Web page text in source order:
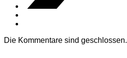
Die Kommentare sind geschlossen.